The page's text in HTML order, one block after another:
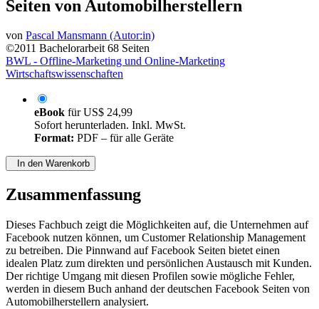
Seiten von Automobilherstellern
von Pascal Mansmann (Autor:in)
©2011 Bachelorarbeit 68 Seiten
BWL - Offline-Marketing und Online-Marketing
Wirtschaftswissenschaften
eBook fürUS$ 24,99
Sofort herunterladen. Inkl. MwSt.
Format: PDF – für alle Geräte
In den Warenkorb
Zusammenfassung
Dieses Fachbuch zeigt die Möglichkeiten auf, die Unternehmen auf
Facebook nutzen können, um Customer Relationship Management
zu betreiben. Die Pinnwand auf Facebook Seiten bietet einen
idealen Platz zum direkten und persönlichen Austausch mit Kunden.
Der richtige Umgang mit diesen Profilen sowie mögliche Fehler,
werden in diesem Buch anhand der deutschen Facebook Seiten von
Automobilherstellern analysiert.